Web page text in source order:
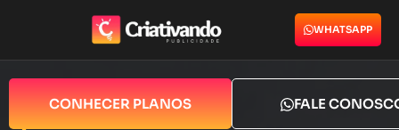
WHATSAPP
Agência
CONHECER PLANOS FALE